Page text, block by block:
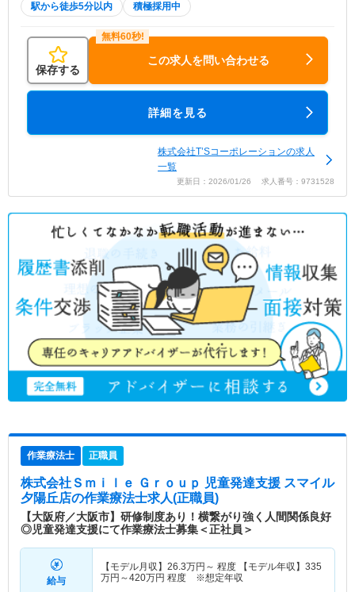
駅から徒歩5分以内 積極採用中
保存する
この求人を問い合わせる
詳細を見る
株式会社T’Sコーポレーションの求人
一覧
更新日：2026/01/26 求人番号：9731528
作業療法士 正職員
株式会社Ｓｍｉｌｅ Ｇｒｏｕｐ 児童発達支援 スマイル
夕陽丘店の作業療法士求人(正職員)
【大阪府／大阪市】研修制度あり！横繋がり強く人間関係良好
◎児童発達支援にて作業療法士募集＜正社員＞
給与
【モデル月収】 26.3万円～ 程度 【モデル年収】 335
万円～420万円 程度 ※想定年収